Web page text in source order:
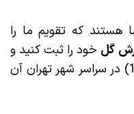
هستند که تقویم ما را
گل خود را ثبت کنید و
در بازه‌های تعیین شده (10 الی 19) در سراسر شهر تهران آن